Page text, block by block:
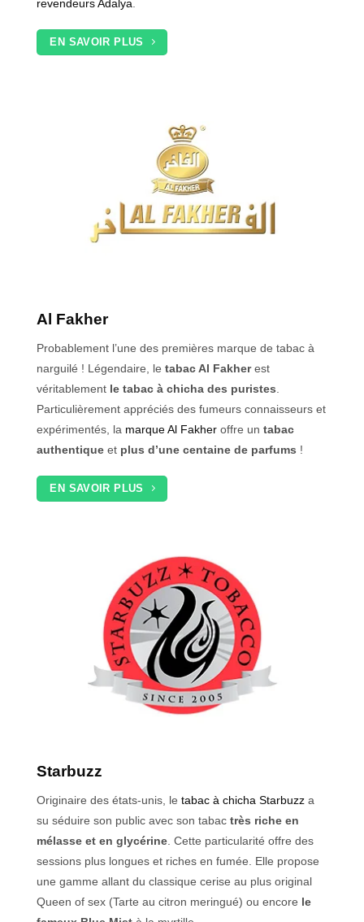
revendeurs Adalya
EN SAVOIR PLUS
Al Fakher
Probablement l’une des premières marque de tabac à
narguilé ! Légendaire, le tabac Al Fakherest
véritablement le tabac à chicha des puristes
Particulièrement appréciés des fumeurs connaisseurs et
expérimentés, la marque Al Fakher offre un tabac
authentique et plus d’une centaine de parfums !
EN SAVOIR PLUS
Starbuzz
Originaire des états-unis, le tabac à chicha Starbuzz a
su séduire son public avec son tabac très riche en
mélasse et en glycérine . Cette particularité offre des
sessions plus longues et riches en fumée. Elle propose
une gamme allant du classique cerise au plus original
Queen of sex (Tarte au citron meringué) ou encore le